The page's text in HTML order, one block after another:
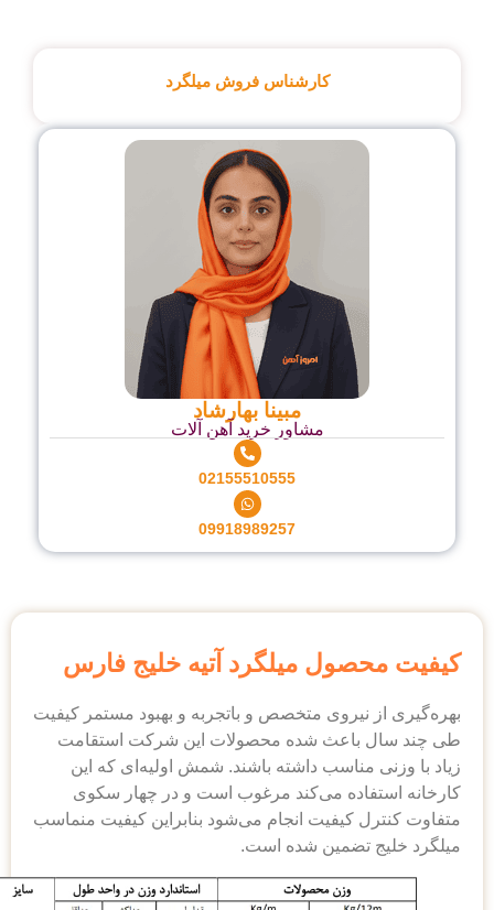
کارشناس فروش میلگرد
مبینا بهارشاد
مشاور خرید آهن آلات
02155510555
09918989257
کیفیت محصول میلگرد آتیه خلیج فارس
بهره‌گیری از نیروی متخصص و با‌تجربه و بهبود مستمر کیفیت
طی چند سال باعث شده محصولات این شرکت استقامت
زیاد با وزنی مناسب داشته باشند. شمش اولیه‌ای که این
کارخانه استفاده می‌کند مرغوب است و در چهار سکوی
متفاوت کنترل کیفیت انجام می‌شود بنابراین کیفیت منماسب
میلگرد خلیج تضمین شده است.